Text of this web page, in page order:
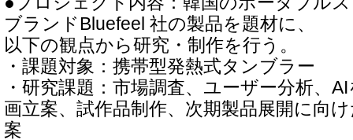
ブランドBluefeel 社の製品を題材に、
以下の観点から研究・制作を行う。
・課題対象：携帯型発熱式タンブラー
・研究課題：市場調査、ユーザー分析、
画立案、試作品制作、次期製品展開に向
案